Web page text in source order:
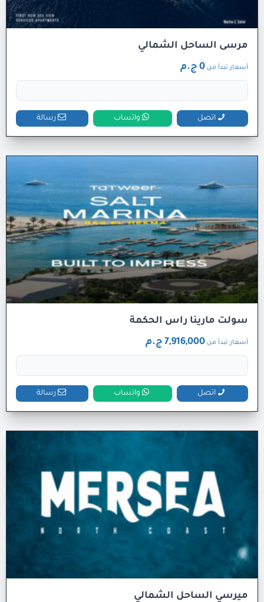
مرسى الساحل الشمالي
أسعار تبدأ من 0 ج.م
اتصل واتساب رسالة
سولت مارينا راس الحكمة
أسعار تبدأ من 7,916,000 ج.م
اتصل واتساب رسالة
ميرسي الساحل الشمالي